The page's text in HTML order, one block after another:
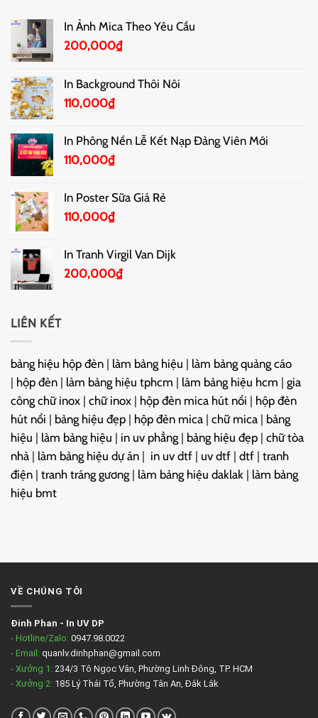
In Ảnh Mica Theo Yêu Cầu
200,000₫
In Background Thôi Nôi
110,000₫
In Phông Nền Lễ Kết Nạp Đảng Viên Mới
110,000₫
In Poster Sữa Giá Rẻ
110,000₫
In Tranh Virgil Van Dijk
200,000₫
LIÊN KẾT
bảng hiệu hộp đèn | làm bảng hiệu | làm bảng quảng cáo
| hộp đèn | làm bảng hiệu tphcm | làm bảng hiệu hcm | gia
công chữ inox | chữ inox | hộp đèn mica hút nổi | hộp đèn
hút nổi | bảng hiệu đẹp | hộp đèn mica | chữ mica | bảng
hiệu | làm bảng hiệu | in uv phẳng | bảng hiệu đẹp | chữ tòa
nhà | làm bảng hiệu dự án | in uv dtf | uv dtf | dtf | tranh
điện | tranh tráng gương | làm bảng hiệu daklak | làm bảng
hiệu bmt
VỀ CHÚNG TÔI
Đinh Phan - In UV DP
- Hotline/Zalo: 0947.98.0022
- Email: quanlv.dinhphan@gmail.com
- Xưởng 1: 234/3 Tô Ngọc Vân, Phường Linh Đông, TP. HCM
- Xưởng 2: 185 Lý Thái Tổ, Phường Tân An, Đắk Lắk